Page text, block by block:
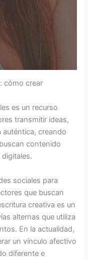
cómo crear
es un recurso
transmitir ideas,
creando
contenido
sociales para
que buscan
creativa es un
alternas que utiliza
En la actualidad,
un vínculo afectivo
diferente e